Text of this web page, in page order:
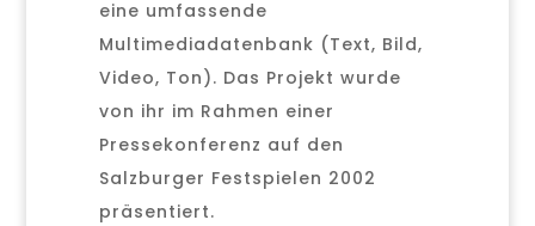
eine umfassende
Multimediadatenbank (Text, Bild,
Video, Ton). Das Projekt wurde
von ihr im Rahmen einer
Pressekonferenz auf den
Salzburger Festspielen 2002
präsentiert.